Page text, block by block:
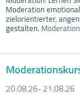
Moderation
zielorientierter,
gestalten.
20.08.26- 21.08.26